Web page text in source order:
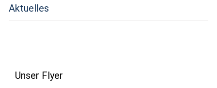
Aktuelles
Unser Flyer